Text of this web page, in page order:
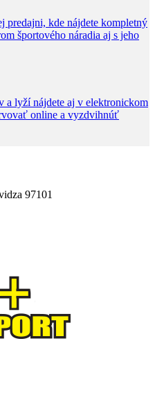
predajni, kde nájdete kompletný
športového náradia aj s jeho
a lyží nájdete aj v elektronickom
online a vyzdvihnúť
97101